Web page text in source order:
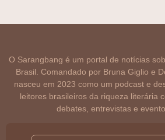
O Sarangbang é um portal de notícias
Brasil. Comandado por Bruna Giglio e
nasceu em 2023 como um podcast e
leitores brasileiros da riqueza literária
debates, entrevistas e